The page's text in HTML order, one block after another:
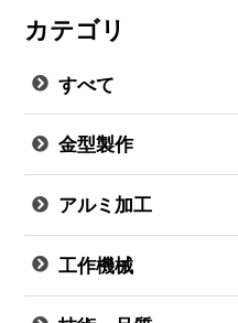
カテゴリ
すべて
金型製作
アルミ加工
工作機械